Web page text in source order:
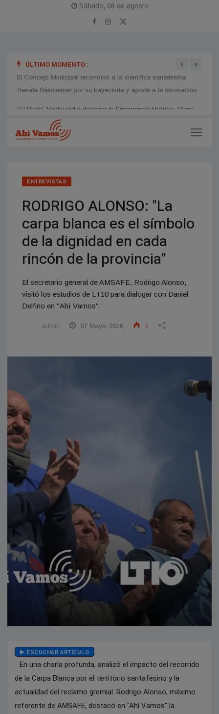
Sábado, 08 de agosto
ÚLTIMO MOMENTO :
El Concejo Municipal reconoció a la científica santafesina
Renata Reinheimer por su trayectoria y aporte a la innovación
‹ ›
ENTREVISTAS
RODRIGO ALONSO: "La
carpa blanca es el símbolo
de la dignidad en cada
rincón de la provincia"
El secretario general de AMSAFE, Rodrigo Alonso,
visitó los estudios de LT10 para dialogar con Daniel
Delfino en "Ahí Vamos".
admin 07 Mayo, 2026 7
ESCUCHAR ARTÍCULO
En una charla profunda, analizó el impacto del recorrido
de la Carpa Blanca por el territorio santafesino y la
actualidad del reclamo gremial. Rodrigo Alonso, máximo
referente de AMSAFE, destacó en "Ahí Vamos" la